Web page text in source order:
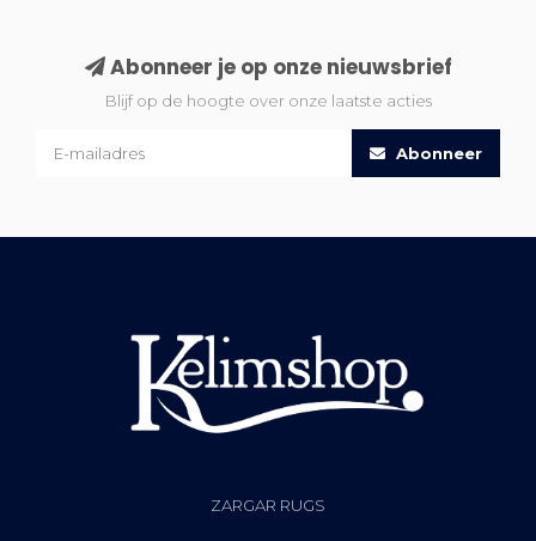
Abonneer je op onze nieuwsbrief
Blijf op de hoogte over onze laatste acties
Abonneer
ZARGAR RUGS